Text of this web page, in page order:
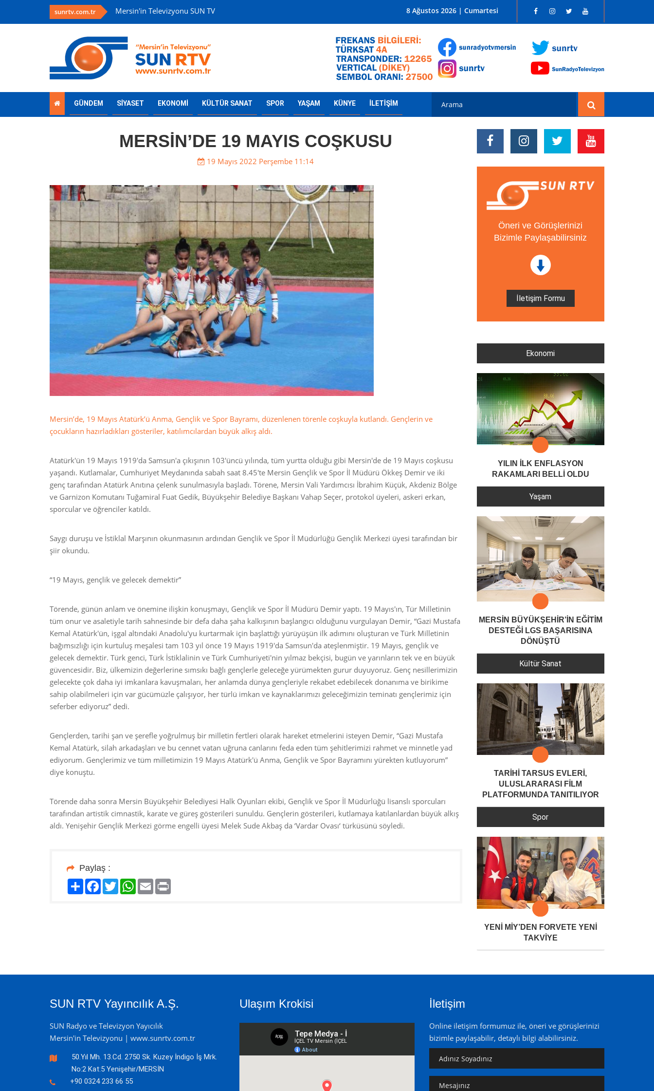
sunrtv.com.tr Mersin'in Televizyonu SUN TV Mersin'in Radyosu SUN RADYO FM 96.1
8 Ağustos 2026 | Cumartesi
GÜNDEM SİYASET EKONOMİ KÜLTÜR SANAT SPOR YAŞAM KÜNYE İLETİŞİM
MERSİN’DE 19 MAYIS COŞKUSU
19 Mayıs 2022 Perşembe 11:14
Mersin’de, 19 Mayıs Atatürk’ü Anma, Gençlik ve Spor Bayramı, düzenlenen törenle coşkuyla kutlandı. Gençlerin ve
çocukların hazırladıkları gösteriler, katılımcılardan büyük alkış aldı.
Atatürk'ün 19 Mayıs 1919'da Samsun'a çıkışının 103'üncü yılında, tüm yurtta olduğu gibi Mersin'de de 19 Mayıs coşkusu
yaşandı. Kutlamalar, Cumhuriyet Meydanında sabah saat 8.45'te Mersin Gençlik ve Spor İl Müdürü Ökkeş Demir ve iki
genç tarafından Atatürk Anıtına çelenk sunulmasıyla başladı. Törene, Mersin Vali Yardımcısı İbrahim Küçük, Akdeniz Bölge
ve Garnizon Komutanı Tuğamiral Fuat Gedik, Büyükşehir Belediye Başkanı Vahap Seçer, protokol üyeleri, askeri erkan,
sporcular ve öğrenciler katıldı.
Saygı duruşu ve İstiklal Marşının okunmasının ardından Gençlik ve Spor İl Müdürlüğü Gençlik Merkezi üyesi tarafından bir
şiir okundu.
“19 Mayıs, gençlik ve gelecek demektir”
Törende, günün anlam ve önemine ilişkin konuşmayı, Gençlik ve Spor İl Müdürü Demir yaptı. 19 Mayıs'ın, Tür Milletinin
tüm onur ve asaletiyle tarih sahnesinde bir defa daha şaha kalkışının başlangıcı olduğunu vurgulayan Demir, “Gazi Mustafa
Kemal Atatürk'ün, işgal altındaki Anadolu'yu kurtarmak için başlattığı yürüyüşün ilk adımını oluşturan ve Türk Milletinin
bağımsızlığı için kurtuluş meşalesi tam 103 yıl önce 19 Mayıs 1919'da Samsun'da ateşlenmiştir. 19 Mayıs, gençlik ve
gelecek demektir. Türk genci, Türk İstiklalinin ve Türk Cumhuriyeti'nin yılmaz bekçisi, bugün ve yarınların tek ve en büyük
güvencesidir. Biz, ülkemizin değerlerine sımsıkı bağlı gençlerle geleceğe yürümekten gurur duyuyoruz. Genç nesillerimizin
gelecekte çok daha iyi imkanlara kavuşmaları, her anlamda dünya gençleriyle rekabet edebilecek donanıma ve birikime
sahip olabilmeleri için var gücümüzle çalışıyor, her türlü imkan ve kaynaklarımızı geleceğimizin teminatı gençlerimiz için
seferber ediyoruz” dedi.
Gençlerden, tarihi şan ve şerefle yoğrulmuş bir milletin fertleri olarak hareket etmelerini isteyen Demir, “Gazi Mustafa
Kemal Atatürk, silah arkadaşları ve bu cennet vatan uğruna canlarını feda eden tüm şehitlerimizi rahmet ve minnetle yad
ediyorum. Gençlerimiz ve tüm milletimizin 19 Mayıs Atatürk'ü Anma, Gençlik ve Spor Bayramını yürekten kutluyorum”
diye konuştu.
Törende daha sonra Mersin Büyükşehir Belediyesi Halk Oyunları ekibi, Gençlik ve Spor İl Müdürlüğü lisanslı sporcuları
tarafından artistik cimnastik, karate ve güreş gösterileri sunuldu. Gençlerin gösterileri, kutlamaya katılanlardan büyük alkış
aldı. Yenişehir Gençlik Merkezi görme engelli üyesi Melek Sude Akbaş da ‘Vardar Ovası‘ türküsünü söyledi.
Paylaş :
PaylaşFacebook
TwitterWhatsApp
Email
Öneri ve Görüşlerinizi
Bizimle Paylaşabilirsiniz
İletişim Formu
Ekonomi
YILIN İLK ENFLASYON
RAKAMLARI BELLİ OLDU
Yaşam
MERSİN BÜYÜKŞEHİR’İN EĞİTİM
DESTEĞİ LGS BAŞARISINA
DÖNÜŞTÜ
Kültür Sanat
TARİHİ TARSUS EVLERİ,
ULUSLARARASI FİLM
PLATFORMUNDA TANITILIYOR
Spor
YENİ MİY’DEN FORVETE YENİ
TAKVİYE
SUN RTV Yayıncılık A.Ş.
SUN Radyo ve Televizyon Yayıcılık
Mersin'in Televizyonu | www.sunrtv.com.tr
50.Yıl Mh. 13.Cd. 2750 Sk. Kuzey İndigo İş Mrk.
No:2 Kat:5 Yenişehir/MERSİN
+90 0324 233 66 55
Ulaşım Krokisi İletişim
Online iletişim formumuz ile, öneri ve görüşlerinizi
bizimle paylaşabilir, detaylı bilgi alabilirsiniz.